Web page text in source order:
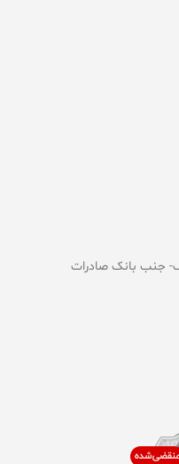
جنب بانک صادرات